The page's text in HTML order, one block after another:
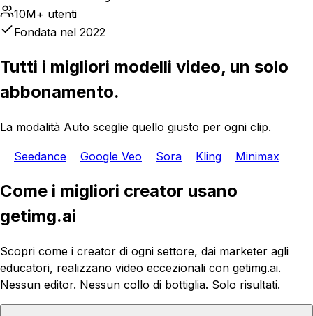
10M+ utenti
Fondata nel 2022
Tutti i migliori modelli video, un solo
abbonamento.
La modalità Auto sceglie quello giusto per ogni clip.
Seedance Google Veo Sora Kling Minimax
Come i migliori creator usano
getimg.ai
Scopri come i creator di ogni settore, dai marketer agli
educatori, realizzano video eccezionali con getimg.ai.
Nessun editor. Nessun collo di bottiglia. Solo risultati.